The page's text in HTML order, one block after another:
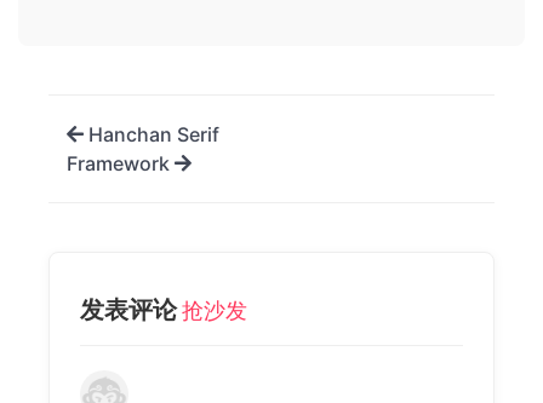
Hanchan Serif
Framework
发表评论抢沙发